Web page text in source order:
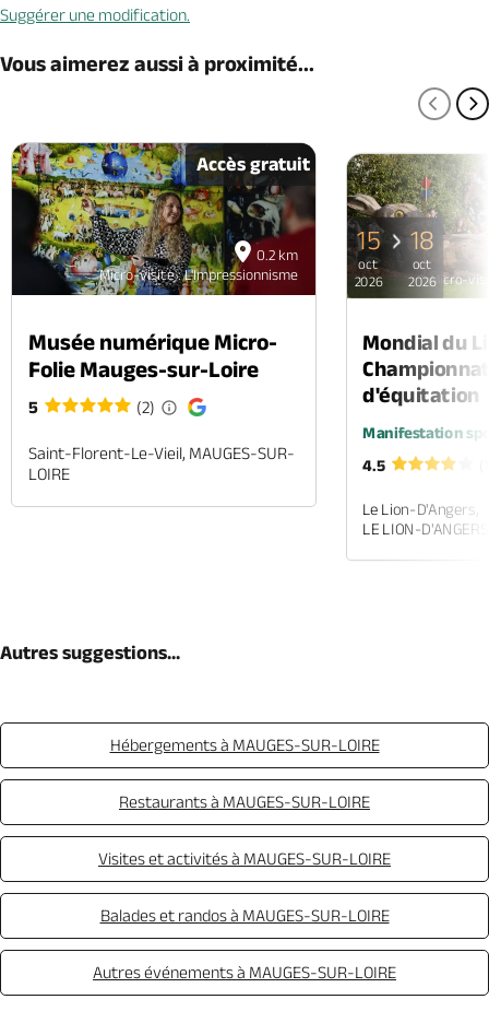
Suggérer une modification.
Vous aimerez aussi à proximité...
0.2 km
Micro-visite : L'Impressionnisme
Accès gratuit
Musée numérique Micro-
Folie Mauges-sur-Loire
5 (2)
Saint-Florent-Le-Vieil, MAUGES-SUR-
LOIRE
Micro-
15
oct
2026
18
oct
2026
Mondial du
d'équitation
Manifestation
4.5
Le Lion-D'Angers,
LE LION-D'ANGERS
Autres suggestions...
Hébergements à MAUGES-SUR-LOIRE
Restaurants à MAUGES-SUR-LOIRE
Visites et activités à MAUGES-SUR-LOIRE
Balades et randos à MAUGES-SUR-LOIRE
Autres événements à MAUGES-SUR-LOIRE